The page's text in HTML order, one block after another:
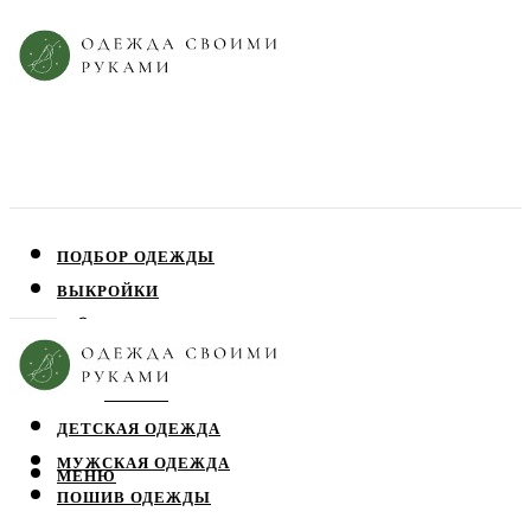
ПОДБОР ОДЕЖДЫ
ВЫКРОЙКИ
ЮБКИ
ДЕТСКАЯ ОДЕЖДА
МУЖСКАЯ ОДЕЖДА
ПОШИВ ОДЕЖДЫ
МЕНЮ